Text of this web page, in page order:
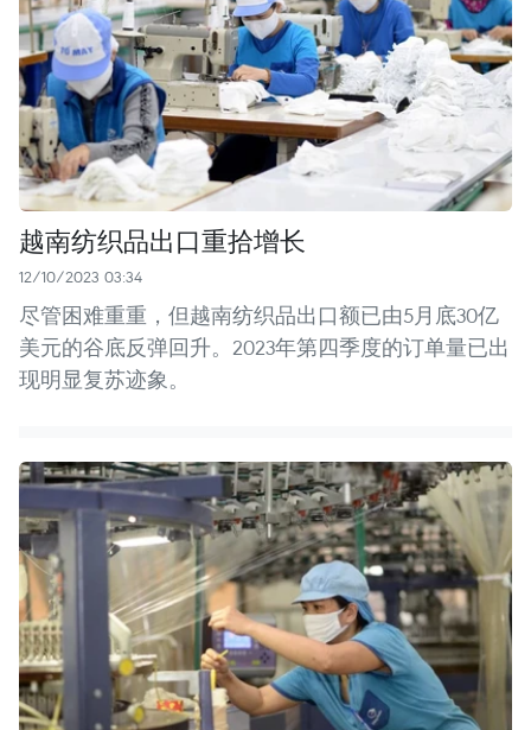
越南纺织品出口重拾增长
12/10/2023 03:34
尽管困难重重，但越南纺织品出口额已由5月底30亿
美元的谷底反弹回升。2023年第四季度的订单量已出
现明显复苏迹象。